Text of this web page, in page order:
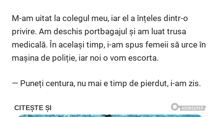
M-am uitat la colegul meu, iar el a înțeles dintr-o
privire. Am deschis portbagajul și am luat trusa
medicală. În același timp, i-am spus femeii să urce în
mașina de poliție, iar noi o vom escorta.
— Puneți centura, nu mai e timp de pierdut, i-am zis.